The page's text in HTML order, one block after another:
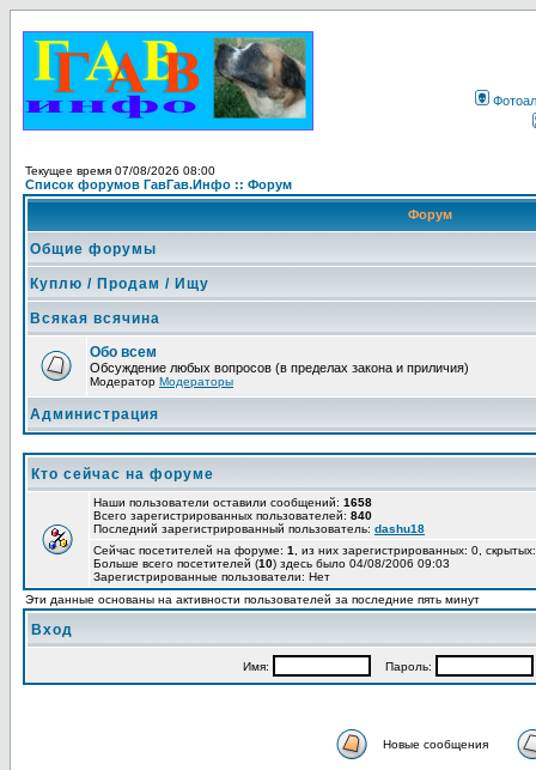
Текущее время 07/08/2026 08:00
Список форумов ГавГав.Инфо :: Форум
Форум
Общие форумы
Куплю / Продам / Ищу
Всякая всячина
Обо всем
Обсуждение любых вопросов (в пределах закона и приличия)
Модератор Модераторы
Администрация
Кто сейчас на форуме
Наши пользователи оставили сообщений: 1658
Всего зарегистрированных пользователей: 840
Последний зарегистрированный пользователь: dashu18
Сейчас посетителей на форуме: 1
, из них зарегистрированных: 0,
Больше всего посетителей (10) здесь было 04/08/2006 09:03
Зарегистрированные пользователи: Нет
Эти данные основаны на активности пользователей за последние пять минут
Вход
Имя: Пароль:
Новые сообщения